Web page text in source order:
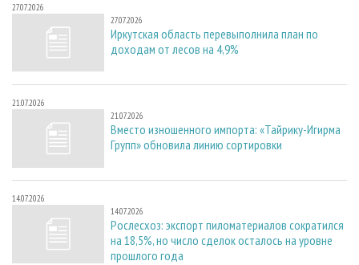
27.07.2026
27.07.2026
Иркутская область перевыполнила план по
доходам от лесов на 4,9%
21.07.2026
21.07.2026
Вместо изношенного импорта: «Тайрику-Игирма
Групп» обновила линию сортировки
14.07.2026
14.07.2026
Рослесхоз: экспорт пиломатериалов сократился
на 18,5%, но число сделок осталось на уровне
прошлого года